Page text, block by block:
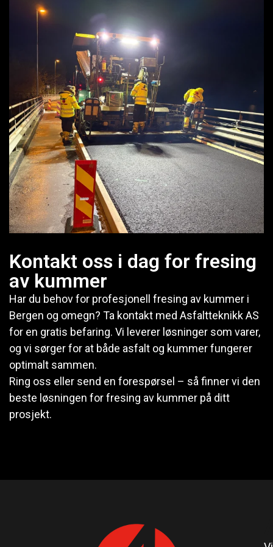
Kontakt oss i dag for fresing
av kummer
Har du behov for profesjonell fresing av kummer i
Bergen og omegn? Ta kontakt med Asfaltteknikk AS
for en gratis befaring. Vi leverer løsninger som varer,
og vi sørger for at både asfalt og kummer fungerer
optimalt sammen.
Ring oss eller send en forespørsel – så finner vi den
beste løsningen for fresing av kummer på ditt
prosjekt.